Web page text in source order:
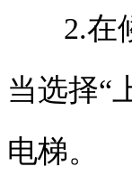
2.在
当选择“
电梯。